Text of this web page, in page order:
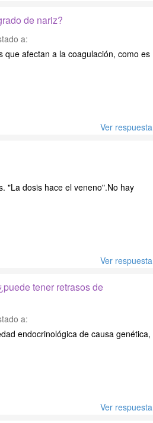
de nariz?
a:
que afectan a la coagulación, como es
Ver respuesta
"La dosis hace el veneno".No hay
Ver respuesta
tener retrasos de
a:
endocrinológica de causa genética,
Ver respuesta